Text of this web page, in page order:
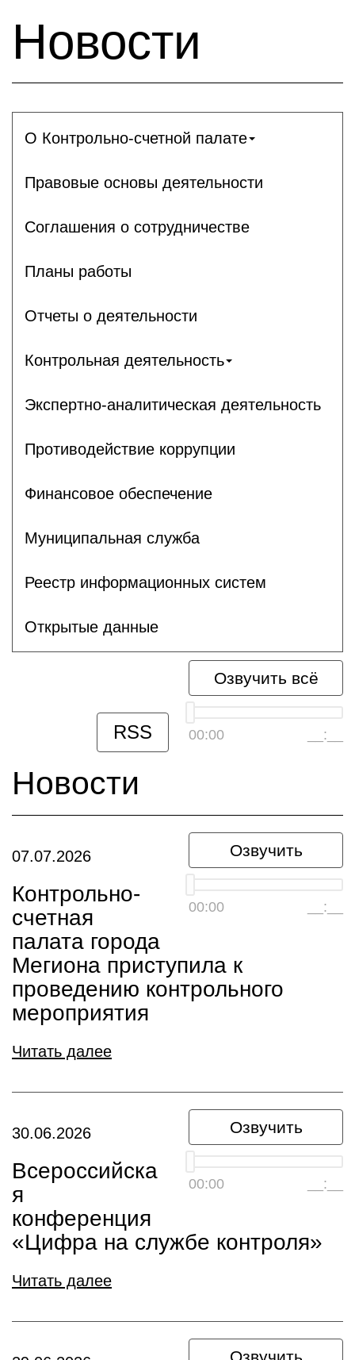
Новости
О Контрольно-счетной палате
Правовые основы деятельности
Соглашения о сотрудничестве
Планы работы
Отчеты о деятельности
Контрольная деятельность
Экспертно-аналитическая деятельность
Противодействие коррупции
Финансовое обеспечение
Муниципальная служба
Реестр информационных систем
Открытые данные
Озвучить всё
00:00 __:__
RSS
Новости
Озвучить
00:00 __:__
07.07.2026
Контрольно-
счетная
палата города
Мегиона приступила к
проведению контрольного
мероприятия
Читать далее
Озвучить
00:00 __:__
30.06.2026
Всероссийска
я
конференция
«Цифра на службе контроля»
Читать далее